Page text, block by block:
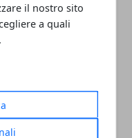
il nostro sito
a quali